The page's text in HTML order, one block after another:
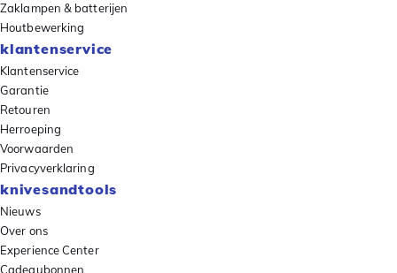
Zaklampen & batterijen
Houtbewerking
klantenservice
Klantenservice
Garantie
Retouren
Herroeping
Voorwaarden
Privacyverklaring
knivesandtools
Nieuws
Over ons
Experience Center
Cadeaubonnen